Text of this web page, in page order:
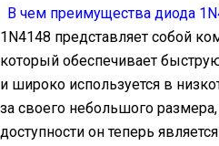
В чем преимущества диода
1N4148 представляет собой
который обеспечивает
и широко используется в
за своего небольшого
доступности он теперь